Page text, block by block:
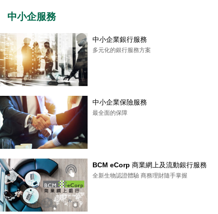
中小企服務
中小企業銀行服務
多元化的銀行服務方案
中小企業保險服務
最全面的保障
BCM eCorp 商業網上及流動銀行服務
全新生物認證體驗 商務理財隨手掌握